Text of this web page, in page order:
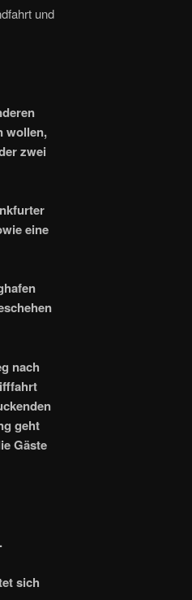
und
wollen,
zwei
eine
nach
geht
Gäste
sich